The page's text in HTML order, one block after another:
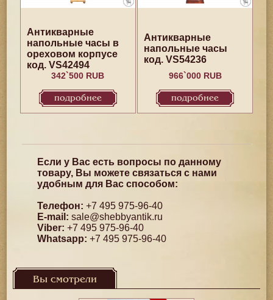
Антикварные
напольные часы в
ореховом корпусе
код. VS42494
342`500 RUB
подробнее
Антикварные
напольные часы
код. VS54236
966`000 RUB
подробнее
Если у Вас есть вопросы по данному
товару, Вы можете связаться с нами
удобным для Вас способом:
Телефон: +7 495 975-96-40
E-mail: sale@shebbyantik.ru
Viber: +7 495 975-96-40
Whatsapp: +7 495 975-96-40
Вы смотрели